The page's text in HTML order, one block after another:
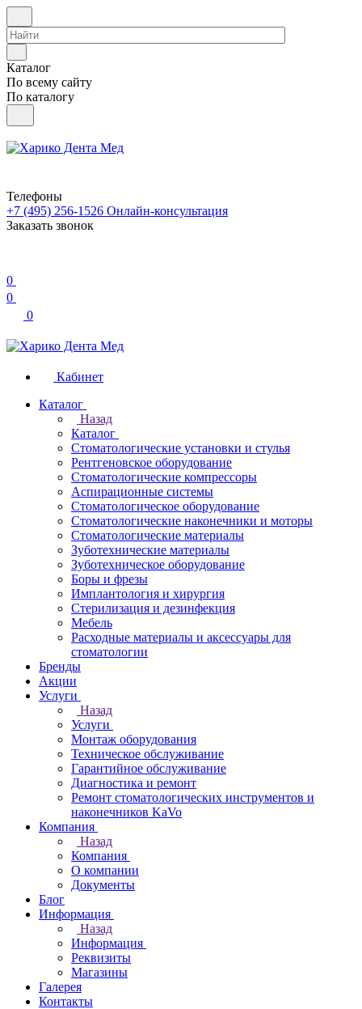
Каталог
По всему сайту
По каталогу
Телефоны
+7 (495) 256-1526 Онлайн-консультация
Заказать звонок
0
0
0
Кабинет
Каталог
Назад
Каталог
Стоматологические установки и стулья
Рентгеновское оборудование
Стоматологические компрессоры
Аспирационные системы
Стоматологическое оборудование
Стоматологические наконечники и моторы
Стоматологические материалы
Зуботехнические материалы
Зуботехническое оборудование
Боры и фрезы
Имплантология и хирургия
Стерилизация и дезинфекция
Мебель
Расходные материалы и аксессуары для
стоматологии
Бренды
Акции
Услуги
Назад
Услуги
Монтаж оборудования
Техническое обслуживание
Гарантийное обслуживание
Диагностика и ремонт
Ремонт стоматологических инструментов и
наконечников KaVo
Компания
Назад
Компания
О компании
Документы
Блог
Информация
Назад
Информация
Реквизиты
Магазины
Галерея
Контакты